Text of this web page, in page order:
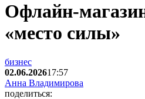
Офлайн-
«место силы»
бизнес
02.06.202617:57
Анна Владимирова
поделиться: